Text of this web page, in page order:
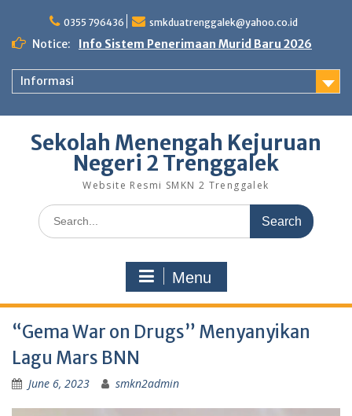
0355 796436 smkduatrenggalek@yahoo.co.id
Notice: Info Sistem Penerimaan Murid Baru 2026
Informasi
Sekolah Menengah Kejuruan
Negeri 2 Trenggalek
Website Resmi SMKN 2 Trenggalek
Menu
“Gema War on Drugs” Menyanyikan
Lagu Mars BNN
June 6, 2023 smkn2admin